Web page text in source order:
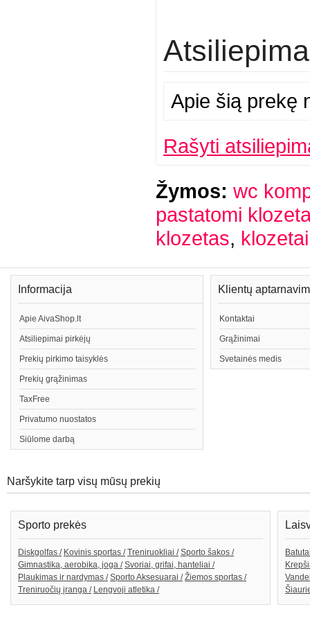
Apie šią prekę
Rašyti
Žymos: wc
pastatomi
klozetas,
Informacija
Apie AivaShop.lt
Atsiliepimai pirkėjų
Prekių pirkimo taisyklės
Prekių grąžinimas
TaxFree
Privatumo nuostatos
Siūlome darbą
Klientų
Kontaktai
Grąžinimai
Svetainės medis
Naršykite tarp visų mūsų prekių
Sporto prekės
Diskgolfas / Kovinis sportas / Treniruokliai / Sporto šakos /
Gimnastika, aerobika, joga / Svoriai, grifai, hanteliai /
Plaukimas ir nardymas / Sporto Aksesuarai / Žiemos sportas /
Treniruočių įranga / Lengvoji atletika /